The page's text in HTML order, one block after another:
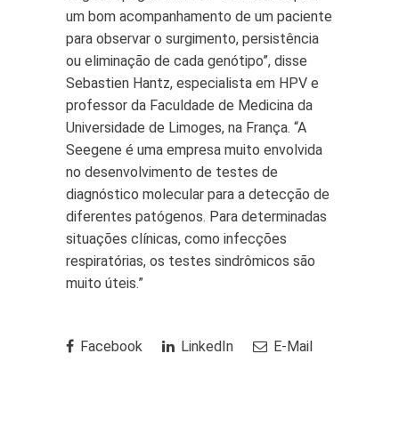
um bom acompanhamento de um paciente
para observar o surgimento, persistência
ou eliminação de cada genótipo”, disse
Sebastien Hantz, especialista em HPV e
professor da Faculdade de Medicina da
Universidade de Limoges, na França. “A
Seegene é uma empresa muito envolvida
no desenvolvimento de testes de
diagnóstico molecular para a detecção de
diferentes patógenos. Para determinadas
situações clínicas, como infecções
respiratórias, os testes sindrômicos são
muito úteis.”
Facebook LinkedIn E-Mail